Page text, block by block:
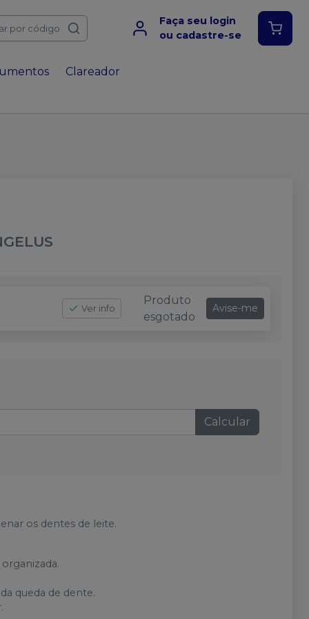
por código
Faça seu login
ou cadastre-se
Clareador
Ver info
Produto
esgotado
Avise-me
Calcular
os dentes de leite.
queda de dente.